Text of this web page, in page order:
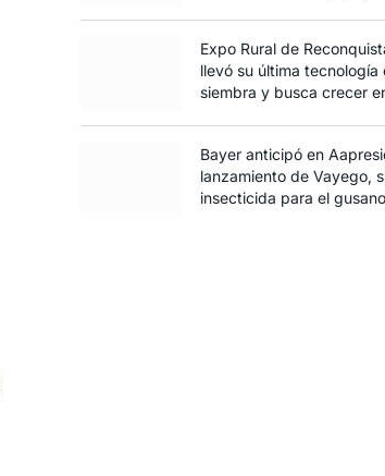
Expo Rural de
llevó su última tecnología
siembra y busca crecer
Bayer anticipó en
lanzamiento de Vayego,
insecticida para el gusano